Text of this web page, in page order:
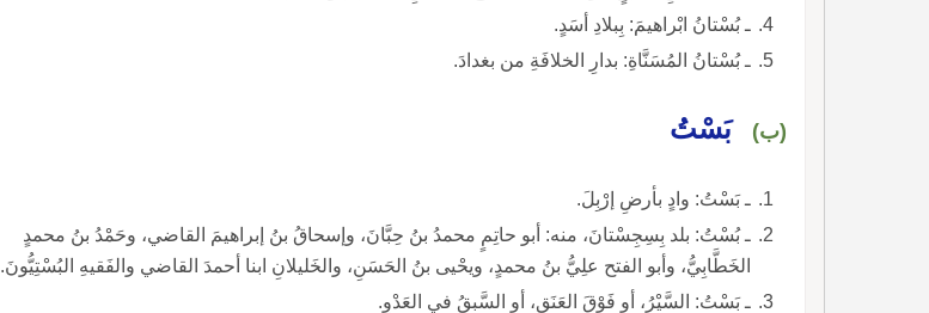
ـ بُسْتانُ ابْراهيمَ: بِبلادِ أسَدٍ.
ـ بُسْتانُ المُسَنَّاةِ: بدارِ الخلافَةِ من بغدادَ.
(ب) بَسْتُ
ـ بَسْتُ: وادٍ بأرضِ إرْبِلَ.
ـ بُسْتُ: بلد بِسِجِسْتانَ، منه: أبو حاتِمٍ محمدُ بنُ حِبَّانَ، وإسحاقُ بنُ إبراهيمَ القاضي، وحَمْدُ بنُ محمدٍ
الخَطَّابِيُّ، وأبو الفتح علِيُّ بنُ محمدٍ، ويحْيى بنُ الحَسَنِ، والخَليلانِ ابنا أحمدَ القاضي والفَقيهِ البُسْتِيُّونَ.
ـ بَسْتُ: السَّيْرُ، أو فَوْقَ العَنَقِ، أو السَّبقُ في العَدْوِ.